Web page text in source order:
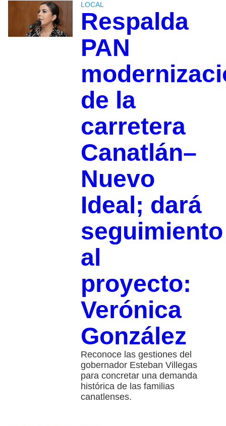
LOCAL
Respalda
PAN
de la
carretera
Canatlán–
Nuevo
Ideal; dará
seguimiento
al
proyecto:
Verónica
González
Reconoce las gestiones del
gobernador Esteban Villegas
para concretar una demanda
histórica de las familias
canatlenses.